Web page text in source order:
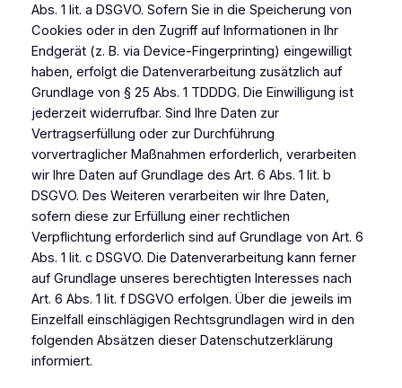
Abs. 1 lit. a DSGVO. Sofern Sie in die Speicherung von
Cookies oder in den Zugriff auf Informationen in Ihr
Endgerät (z. B. via Device-Fingerprinting) eingewilligt
haben, erfolgt die Datenverarbeitung zusätzlich auf
Grundlage von § 25 Abs. 1 TDDDG. Die Einwilligung ist
jederzeit widerrufbar. Sind Ihre Daten zur
Vertragserfüllung oder zur Durchführung
vorvertraglicher Maßnahmen erforderlich, verarbeiten
wir Ihre Daten auf Grundlage des Art. 6 Abs. 1 lit. b
DSGVO. Des Weiteren verarbeiten wir Ihre Daten,
sofern diese zur Erfüllung einer rechtlichen
Verpflichtung erforderlich sind auf Grundlage von Art. 6
Abs. 1 lit. c DSGVO. Die Datenverarbeitung kann ferner
auf Grundlage unseres berechtigten Interesses nach
Art. 6 Abs. 1 lit. f DSGVO erfolgen. Über die jeweils im
Einzelfall einschlägigen Rechtsgrundlagen wird in den
folgenden Absätzen dieser Datenschutzerklärung
informiert.